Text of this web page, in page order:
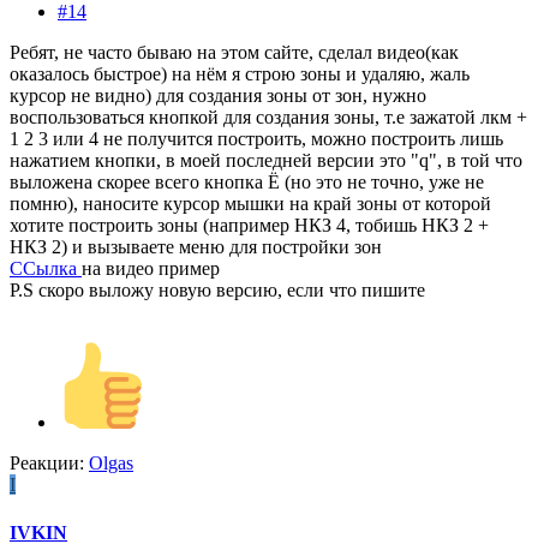
#14
Ребят, не часто бываю на этом сайте, сделал видео(как
оказалось быстрое) на нём я строю зоны и удаляю, жаль
курсор не видно) для создания зоны от зон, нужно
воспользоваться кнопкой для создания зоны, т.е зажатой лкм +
1 2 3 или 4 не получится построить, можно построить лишь
нажатием кнопки, в моей последней версии это "q", в той что
выложена скорее всего кнопка Ё (но это не точно, уже не
помню), наносите курсор мышки на край зоны от которой
хотите построить зоны (например НКЗ 4, тобишь НКЗ 2 +
НКЗ 2) и вызываете меню для постройки зон
ССылка на видео пример
P.S скоро выложу новую версию, если что пишите
Реакции: Olgas
I
IVKIN